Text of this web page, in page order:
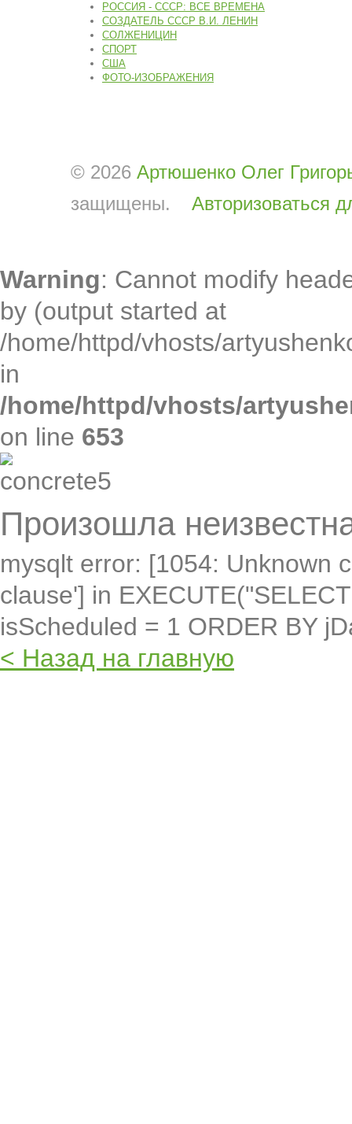
РОССИЯ - СССР: ВСЕ ВРЕМЕНА
СОЗДАТЕЛЬ СССР В.И. ЛЕНИН
СОЛЖЕНИЦИН
СПОРТ
США
ФОТО-ИЗОБРАЖЕНИЯ
© 2026 Артюшенко Олег
защищены.
Авторизоваться
Warning: Cannot modify
by (output started at
/home/httpd/vhosts/
in
/home/httpd/vhosts/
on line 653
Произошла
mysqlt error: [1054: Unknown
clause'] in
isScheduled = 1 ORDER BY
< Назад на главную